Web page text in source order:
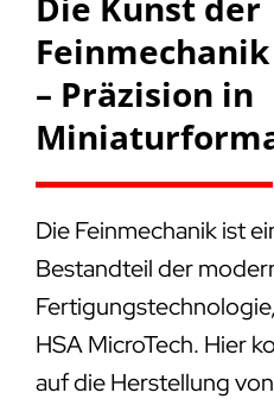
– Präzision in
Die Feinmechanik ist
Bestandteil der
HSA MicroTech. Hier
auf die Herstellung